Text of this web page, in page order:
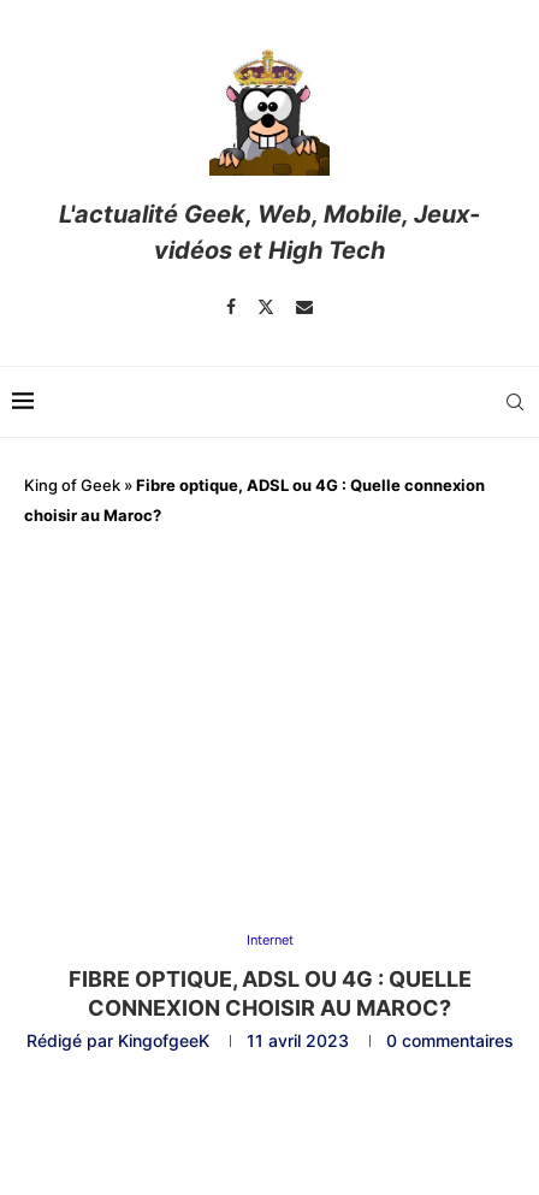
L'actualité Geek, Web, Mobile, Jeux-
vidéos et High Tech
King of Geek »Fibre optique, ADSL ou 4G : Quelle connexion
choisir au Maroc?
Internet
FIBRE OPTIQUE, ADSL OU 4G : QUELLE
CONNEXION CHOISIR AU MAROC?
Rédigé par KingofgeeK 11 avril 2023 0 commentaires